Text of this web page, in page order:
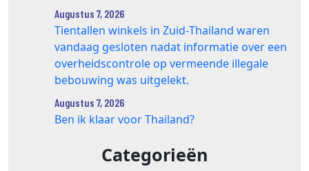
Augustus 7, 2026
Tientallen winkels in Zuid‑Thailand waren
vandaag gesloten nadat informatie over een
overheidscontrole op vermeende illegale
bebouwing was uitgelekt.
Augustus 7, 2026
Ben ik klaar voor Thailand?
Categorieën